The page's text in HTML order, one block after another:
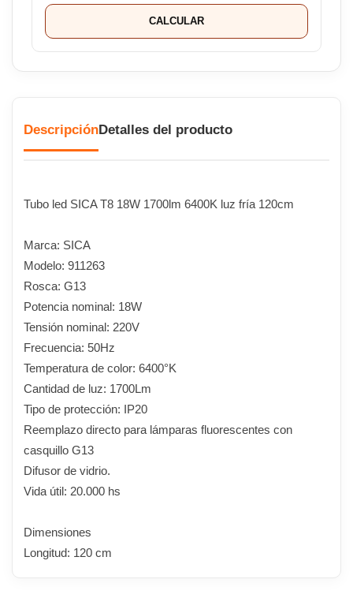
CALCULAR
DescripciónDetalles del producto
Tubo led SICA T8 18W 1700lm 6400K luz fría 120cm
Marca: SICA
Modelo: 911263
Rosca: G13
Potencia nominal: 18W
Tensión nominal: 220V
Frecuencia: 50Hz
Temperatura de color: 6400°K
Cantidad de luz: 1700Lm
Tipo de protección: IP20
Reemplazo directo para lámparas fluorescentes con
casquillo G13
Difusor de vidrio.
Vida útil: 20.000 hs
Dimensiones
Longitud: 120 cm